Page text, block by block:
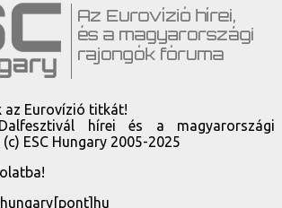
az Eurovízió titkát!
hírei és a magyarországi
ESC Hungary 2005-2025